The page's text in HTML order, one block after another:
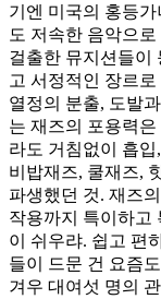
기엔 미국의 홍등
도 저속한 음악으
걸출한 뮤지션들이
고 서정적인 장르
열정의 분출, 도발
는 재즈의 포용력
라도 거침없이 흡
비밥재즈, 쿨재즈,
파생했던 것. 재즈
작용까지 특이하고
이 쉬우랴. 쉽고 편
들이 드문 건 요즘
겨우 대여섯 명의